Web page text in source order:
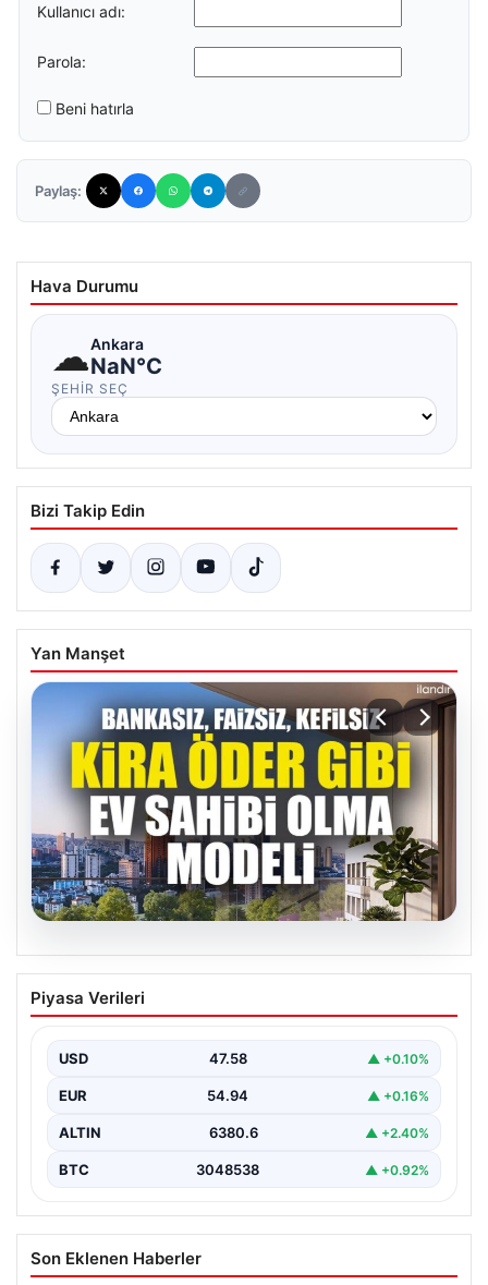
Kullanıcı adı:
Parola:
Beni hatırla
Paylaş:
Hava Durumu
☁Ankara
NaN°C
ŞEHIR SEÇ
Bizi Takip Edin
Yan Manşet
04.08.2026
DAP Yapı’dan bir ilk! Emlak Konut
güvencesi Dap vizyonuyla kendi
Piyasa Verileri
USD 47.58 ▲ +0.10%
EUR 54.94 ▲ +0.16%
ALTIN 6380.6 ▲ +2.40%
BTC 3048538 ▲ +0.92%
Son Eklenen Haberler